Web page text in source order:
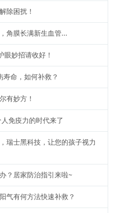
除困扰！
角膜长满新生血管...
眼妙招请收好！
命，如何补救？
有妙方！
免疫力的时代来了
瑞士黑科技，让您的孩子视力
？居家防治指引来啦~
气有何方法快速补救？